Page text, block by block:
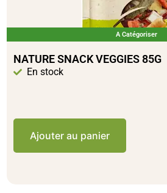
A Catégoriser
NATURE SNACK VEGGIES 85G
En stock
Ajouter au panier